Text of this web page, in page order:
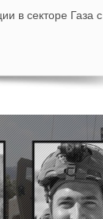
в секторе Газа с